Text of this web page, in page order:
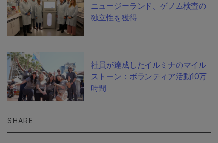
ニュージーランド、ゲノム検査の
独立性を獲得
社員が達成したイルミナのマイル
ストーン：ボランティア活動10万
時間
SHARE